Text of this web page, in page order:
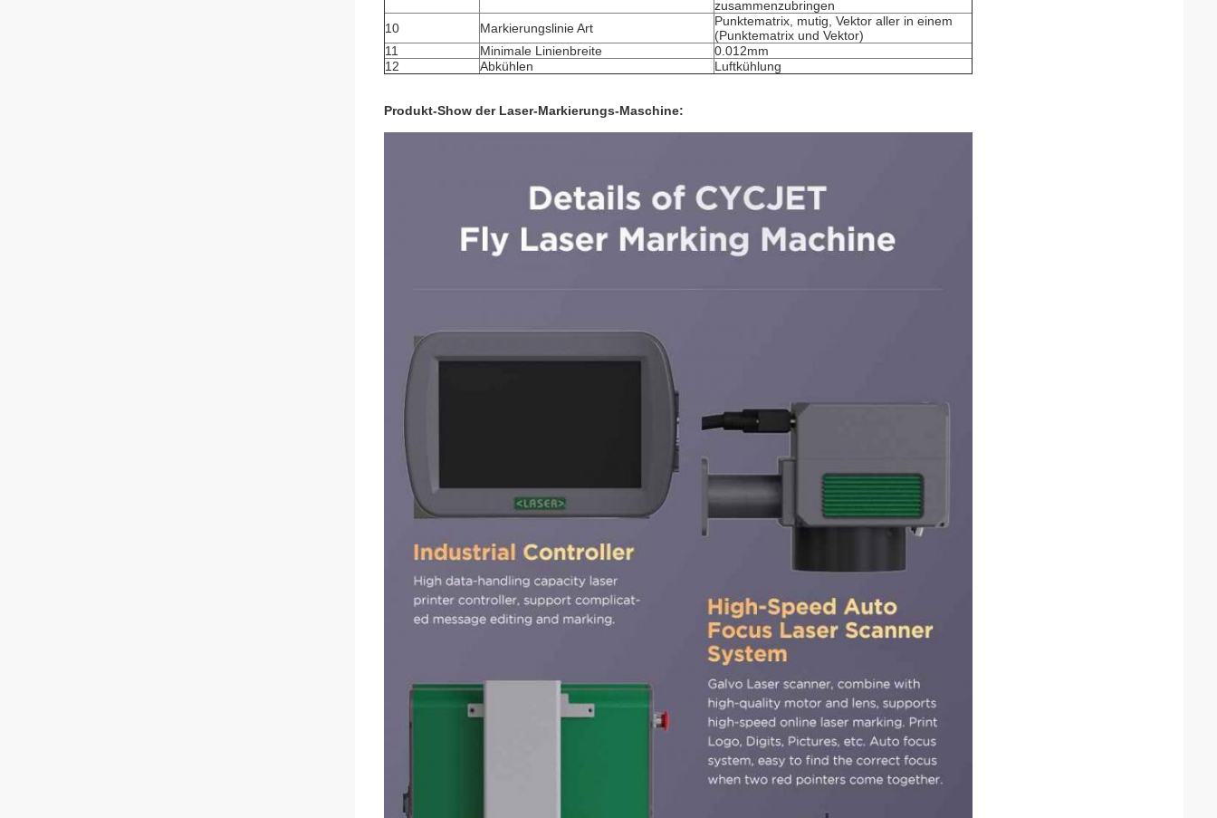
zusammenzubringen
10
Markierungslinie Art
Punktematrix, mutig, Vektor aller in einem
(Punktematrix und Vektor)
11
Minimale Linienbreite
0.012mm
12
Abkühlen Luftkühlung
Produkt-Show der Laser-Markierungs-Maschine: